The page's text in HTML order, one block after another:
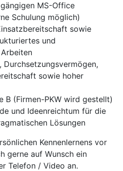
MS-Office
Schulung möglich)
sowie
und
Durchsetzungsvermögen,
sowie hoher
B (Firmen-PKW wird gestellt)
und Ideenreichtum für die
Lösungen
Kennenlernens vor
gerne auf Wunsch ein
Telefon / Video an.